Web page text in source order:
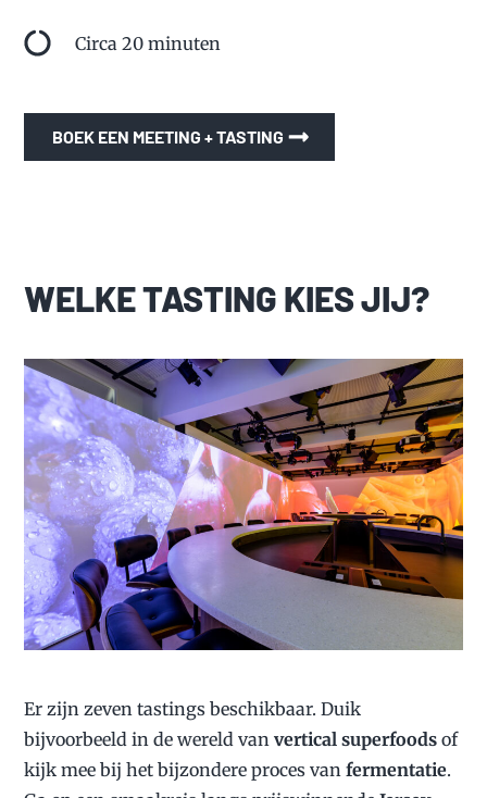
Circa 20 minuten
BOEK EEN MEETING + TASTING
WELKE TASTING KIES JIJ?
Er zijn zeven tastings beschikbaar. Duik
bijvoorbeeld in de wereld vanvertical superfoods of
kijk mee bij het bijzondere proces vanfermentatie.